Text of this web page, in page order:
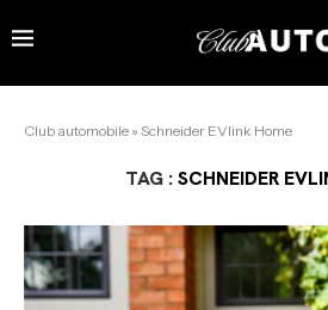
Club automobile » Schneider EVlink Home
TAG :SCHNEIDER